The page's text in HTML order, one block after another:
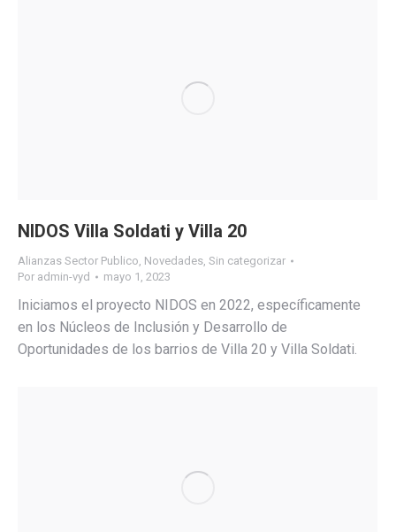
NIDOS Villa Soldati y Villa 20
Alianzas Sector Publico, Novedades, Sin categorizar
Por admin-vyd mayo 1, 2023
Iniciamos el proyecto NIDOS en 2022, específicamente
en los Núcleos de Inclusión y Desarrollo de
Oportunidades de los barrios de Villa 20 y Villa Soldati.